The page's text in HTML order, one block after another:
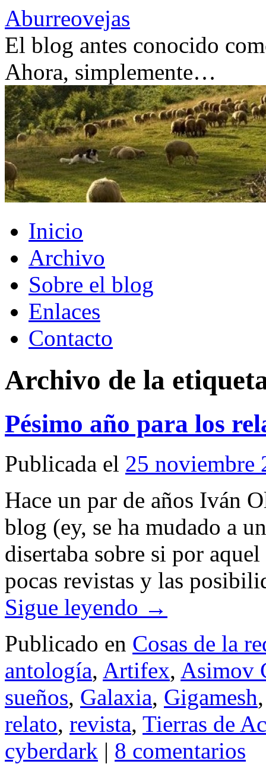
Saltar
al
contenido
Aburreovejas
El blog antes conocido
Ahora, simplemente…
Inicio
Archivo
Sobre el blog
Enlaces
Contacto
Archivo de la
Pésimo año para los
Publicada el 25 noviembre
Hace un par de años Iván
blog (ey, se ha mudado a
disertaba sobre si por
pocas revistas y las
Sigue leyendo →
Publicado en Cosas de la
antología, Artifex, Asimov
sueños, Galaxia, Gigamesh
relato, revista, Tierras de
cyberdark | 8 comentarios